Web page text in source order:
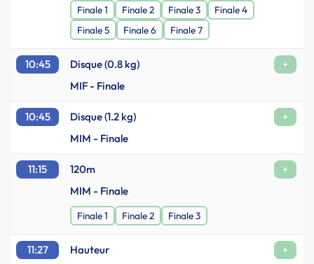
Finale 1 Finale 2 Finale 3
Finale 4
Finale 5
Finale 6 Finale 7
10:45 Disque (0.8 kg)
+
MIF - Finale
10:45 Disque (1.2 kg)
+
MIM - Finale
11:15 120m
+
MIM - Finale
Finale 1 Finale 2 Finale 3
11:27 Hauteur
+